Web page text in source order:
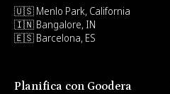
🇺🇸 Menlo Park, California
🇮🇳 Bangalore, IN
🇪🇸 Barcelona, ES
Planifica con Goodera